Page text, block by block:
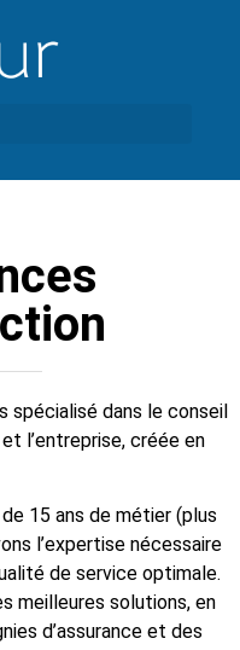
spécialisé dans le conseil
l’entreprise, créée en
15 ans de métier (plus
l’expertise nécessaire
de service optimale.
meilleures solutions, en
d’assurance et des